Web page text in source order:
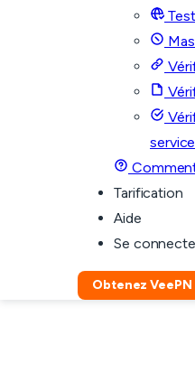
service
Tarification
Aide
Se
Obtenez